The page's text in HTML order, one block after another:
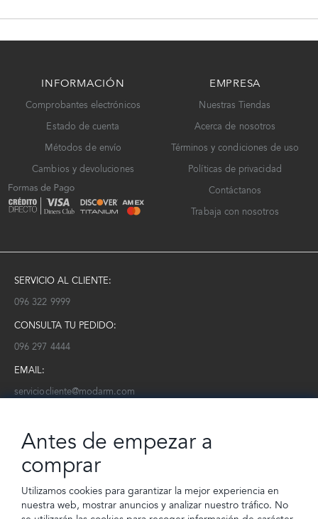
INFORMACIÓN
Comprobantes electrónicos
Estado de cuenta
Métodos de envío
Cambios y devoluciones
EMPRESA
Nuestras Tiendas
Acerca de nosotros
Términos y condiciones de uso
Políticas de privacidad
Contáctanos
Trabaja con nosotros
SERVICIO AL CLIENTE:
096 322 9999
CONSULTA TU PEDIDO:
096 297 4444
EMAIL:
serviciocliente@modarm.com
Conoce toda la información sobre últimas colecciones, eventos y
Subscríbete a nuestro newsletter
SUSCRIBIRSE
Antes de empezar a
comprar
Utilizamos cookies para garantizar la mejor experiencia en
nuestra web, mostrar anuncios y analizar nuestro tráfico. No